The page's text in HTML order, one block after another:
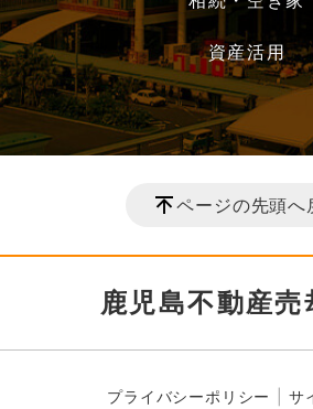
資産活用
ページの先頭へ
鹿児島不動産売
プライバシーポリシー サ